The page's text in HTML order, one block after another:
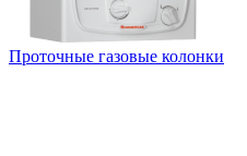
Проточные газовые колонки